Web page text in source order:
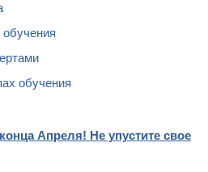
обучения
Апреля! Не упустите свое